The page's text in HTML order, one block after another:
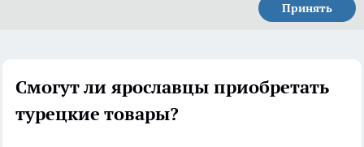
Принять
Смогут ли ярославцы приобретать
турецкие товары?